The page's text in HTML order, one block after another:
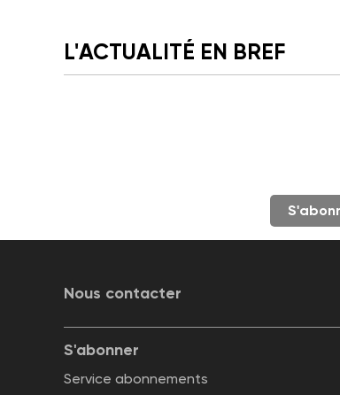
L'ACTUALITÉ EN BREF
Nous contacter
S'abonner
Service abonnements